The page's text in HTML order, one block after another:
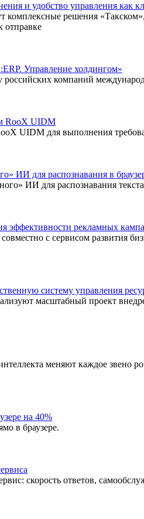
и удобство управления как
комплексные решения
отправке
Управление холдингом»
российских компаний
RooX UIDM
UIDM для выполнения
ИИ для распознавания в
ИИ для распознавания
эффективности рекламных
с сервисом развития
систему управления
масштабный проект
меняют каждое звено
на 40%
в браузере.
скорость ответов,